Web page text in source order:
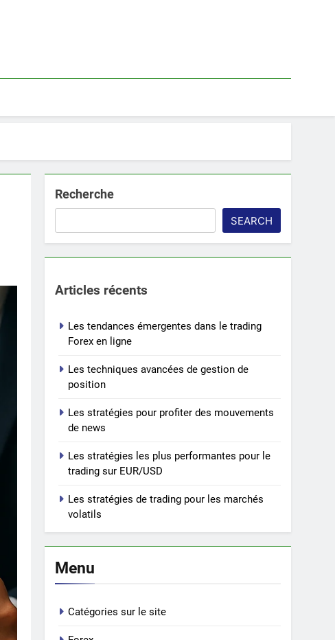
Recherche
SEARCH
Articles récents
Les tendances émergentes dans le trading
Forex en ligne
Les techniques avancées de gestion de
position
Les stratégies pour profiter des mouvements
de news
Les stratégies les plus performantes pour le
trading sur EUR/USD
Les stratégies de trading pour les marchés
volatils
Menu
Catégories sur le site